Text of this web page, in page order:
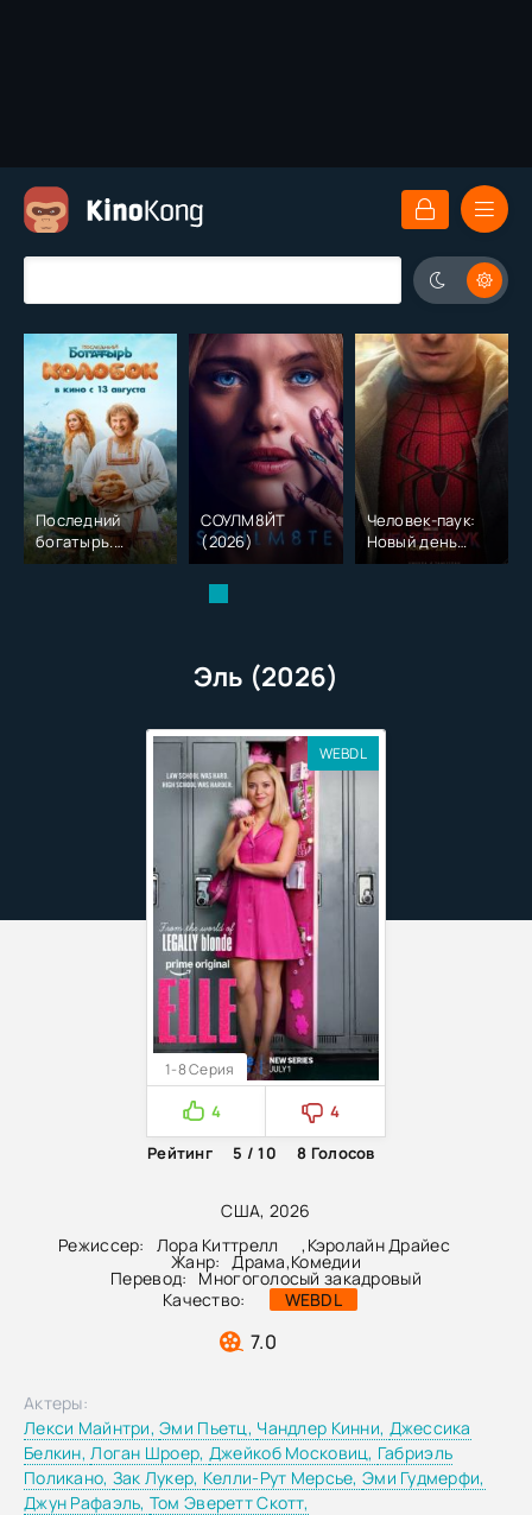
Последний
богатырь.
Колобок (2026)
СОУЛМ8ЙТ
(2026)
Человек-паук:
Новый день
(2026)
Эль (2026)
США, 2026
Режиссер:
Лора Киттрелл , Кэролайн Драйес
Жанр: Драма,Комедии
Перевод:
Многоголосый закадровый
Качество:
WEBDL
7.0
WEBDL
1-8 Серия
4
4
Рейтинг
5 / 10 8 Голосов
Актеры:
Лекси Майнтри,Эми Пьетц, Чандлер Кинни, Джессика
Белкин,Логан Шроер, Джейкоб Московиц, Габриэль
Поликано, Зак Лукер, Келли-Рут Мерсье, Эми Гудмерфи,
Джун Рафаэль, Том Эверетт Скотт,